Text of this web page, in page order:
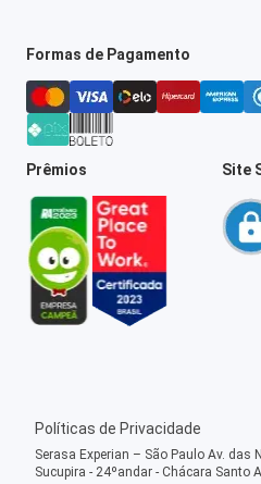
Formas de Pagamento
Prêmios Site
Políticas de Privacidade
Serasa Experian – São Paulo Av. das
Sucupira - 24ºandar - Chácara Santo